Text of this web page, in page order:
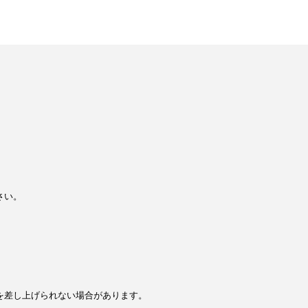
。
し上げられない場合があります。